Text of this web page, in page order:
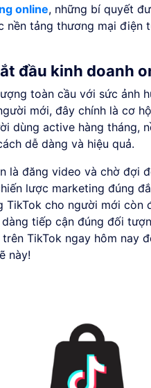
online, những bí quyết
nền tảng thương mại điện
đầu kinh doanh
toàn cầu với sức ảnh
mới, đây chính là cơ
dùng active hàng tháng,
dễ dàng và hiệu quả.
là đăng video và chờ đợi
lược marketing đúng
TikTok cho người mới còn
tiếp cận đúng đối
TikTok ngay hôm nay
này!